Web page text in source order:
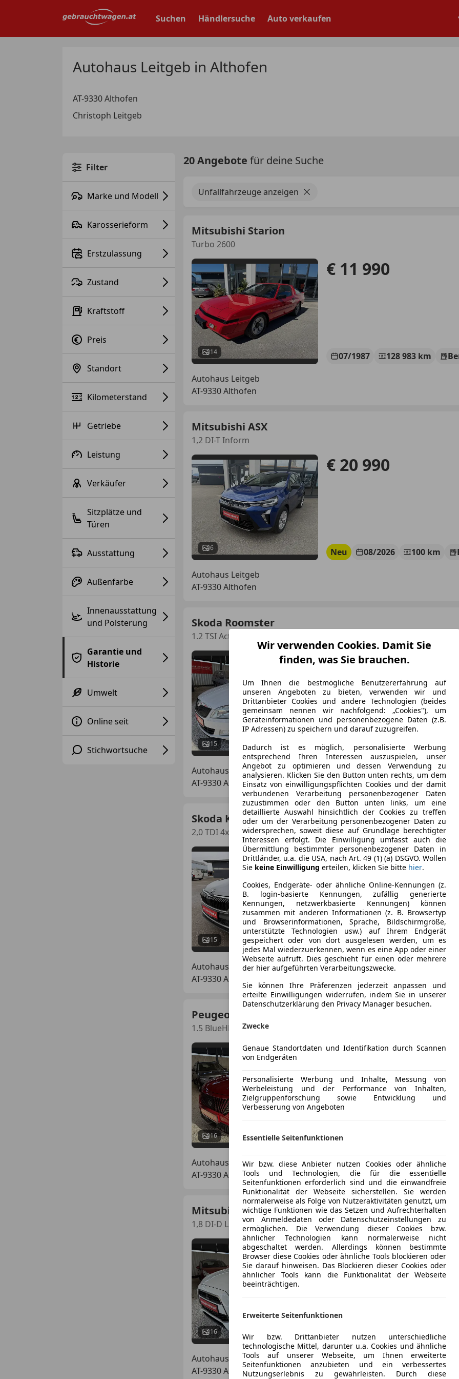
Suchen Händlersuche Auto verkaufen
Autohaus Leitgeb in Althofen
AT-9330 Althofen
Christoph Leitgeb
Filter
Marke und Modell
Karosserieform
Erstzulassung
Zustand
Kraftstoff
Preis
Standort
Kilometerstand
Getriebe
Leistung
Verkäufer
Sitzplätze und
Türen
Ausstattung
Außenfarbe
Innenausstattung
und Polsterung
Garantie und
Historie
Umwelt
Online seit
Stichwortsuche
20 Angebote für deine Suche
Unfallfahrzeuge anzeigen
Mitsubishi Starion
Turbo 2600
14
€ 11 990
07/1987 128 983 km
Autohaus Leitgeb
AT-9330 Althofen
Mitsubishi ASX
1,2 DI-T Inform
6
€ 20 990
Neu 08/2026 100 km
Autohaus Leitgeb
AT-9330 Althofen
Skoda Roomster
1.2 TSI Active
15
€ 5 490
02/2014 93 980 km
Autohaus Leitgeb
AT-9330 Althofen
Skoda Karoq
2,0 TDI 4x4 DSG Selection, Style Paket, AHV uvm
15
€ 40 990
06/2026 5 km
Diesel
Autohaus Leitgeb
AT-9330 Althofen
Peugeot 2008
1.5 BlueHDI 130 Allure (EURO 6d)
16
€ 20 990
05/2024
Autohaus Leitgeb
AT-9330 Althofen
Mitsubishi ASX
1,8 DI-D LP Invite
16
€ 10 990
08/2015 96 333 km
Autohaus Leitgeb
AT-9330 Althofen
Wir verwenden Cookies. Damit Sie
finden, was Sie brauchen.
Um Ihnen die bestmögliche Benutzererfahrung auf
unseren Angeboten zu bieten, verwenden wir und
Drittanbieter Cookies und andere Technologien (beides
gemeinsam nennen wir nachfolgend: „Cookies"), um
Geräteinformationen und personenbezogene Daten (z.B.
IP Adressen) zu speichern und darauf zuzugreifen.
Dadurch ist es möglich, personalisierte Werbung
entsprechend Ihren Interessen auszuspielen, unser
Angebot zu optimieren und dessen Verwendung zu
analysieren. Klicken Sie den Button unten rechts, um dem
Einsatz von einwilligungspflichten Cookies und der damit
verbundenen Verarbeitung personenbezogener Daten
zuzustimmen oder den Button unten links, um eine
detaillierte Auswahl hinsichtlich der Cookies zu treffen
oder um der Verarbeitung personenbezogener Daten zu
widersprechen, soweit diese auf Grundlage berechtigter
Interessen erfolgt. Die Einwilligung umfasst auch die
Übermittlung bestimmter personenbezogener Daten in
Drittländer, u.a. die USA, nach Art. 49 (1) (a) DSGVO. Wollen
Sie keine Einwilligung erteilen, klicken Sie bitte hier.
Cookies, Endgeräte- oder ähnliche Online-Kennungen (z.
B. login-basierte Kennungen, zufällig generierte
Kennungen, netzwerkbasierte Kennungen) können
zusammen mit anderen Informationen (z. B. Browsertyp
und Browserinformationen, Sprache, Bildschirmgröße,
unterstützte Technologien usw.) auf Ihrem Endgerät
gespeichert oder von dort ausgelesen werden, um es
jedes Mal wiederzuerkennen, wenn es eine App oder einer
Webseite aufruft. Dies geschieht für einen oder mehrere
der hier aufgeführten Verarbeitungszwecke.
Sie können Ihre Präferenzen jederzeit anpassen und
erteilte Einwilligungen widerrufen, indem Sie in unserer
Datenschutzerklärung den Privacy Manager besuchen.
Zwecke
Genaue Standortdaten und Identifikation durch Scannen
von Endgeräten
Personalisierte Werbung und Inhalte, Messung von
Werbeleistung und der Performance von Inhalten,
Zielgruppenforschung sowie Entwicklung und
Verbesserung von Angeboten
Essentielle Seitenfunktionen
Wir bzw. diese Anbieter nutzen Cookies oder ähnliche
Tools und Technologien, die für die essentielle
Seitenfunktionen erforderlich sind und die einwandfreie
Funktionalität der Webseite sicherstellen. Sie werden
normalerweise als Folge von Nutzeraktivitäten genutzt, um
wichtige Funktionen wie das Setzen und Aufrechterhalten
von Anmeldedaten oder Datenschutzeinstellungen zu
ermöglichen. Die Verwendung dieser Cookies bzw.
ähnlicher Technologien kann normalerweise nicht
abgeschaltet werden. Allerdings können bestimmte
Browser diese Cookies oder ähnliche Tools blockieren oder
Sie darauf hinweisen. Das Blockieren dieser Cookies oder
ähnlicher Tools kann die Funktionalität der Webseite
beeinträchtigen.
Erweiterte Seitenfunktionen
Wir bzw. Drittanbieter nutzen unterschiedliche
technologische Mittel, darunter u.a. Cookies und ähnliche
Tools auf unserer Webseite, um Ihnen erweiterte
Seitenfunktionen anzubieten und ein verbessertes
Nutzungserlebnis zu gewährleisten. Durch diese